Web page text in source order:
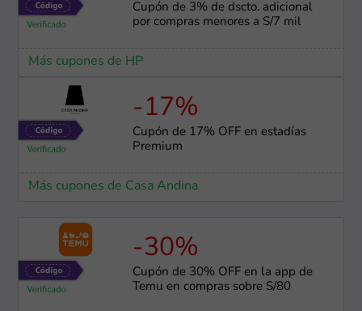
Cupón de 3% de dscto. adicional
por compras menores a S/7 mil
Más cupones de HP
-17%
Cupón de 17% OFF en estadías
Premium
Más cupones de Casa Andina
-30%
Cupón de 30% OFF en la app de
Temu en compras sobre S/80